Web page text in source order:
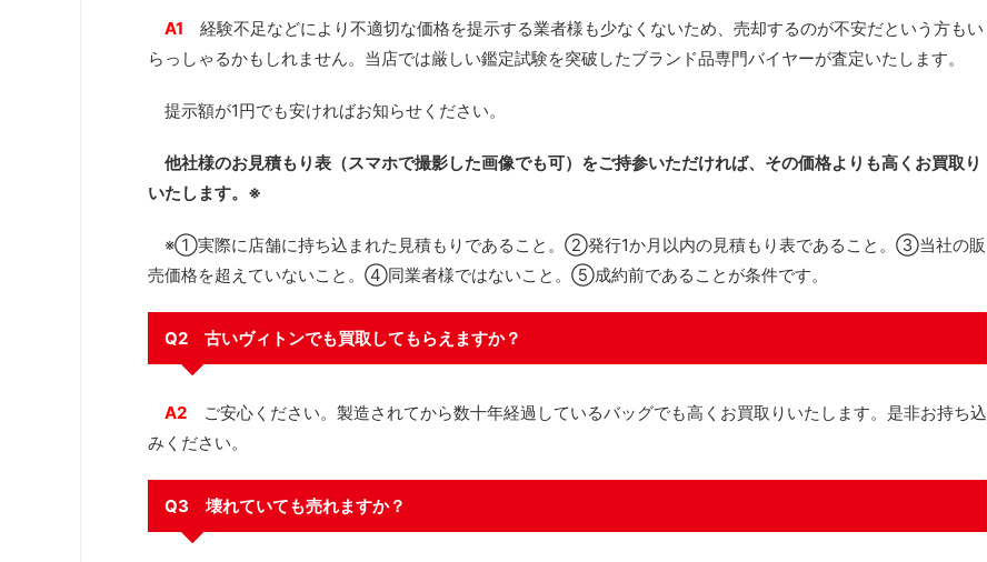
A1 経験不足などにより不適切な価格を提示する業者様も少なくないため、売却するのが不安だという方もい
らっしゃるかもしれません。当店では厳しい鑑定試験を突破したブランド品専門バイヤーが査定いたします。
提示額が1円でも安ければお知らせください。
他社様のお見積もり表（スマホで撮影した画像でも可）をご持参いただければ、その価格よりも高くお買取り
いたします。※
※①実際に店舗に持ち込まれた見積もりであること。②発行1か月以内の見積もり表であること。③当社の販
売価格を超えていないこと。④同業者様ではないこと。⑤成約前であることが条件です。
Q2 古いヴィトンでも買取してもらえますか？
A2 ご安心ください。製造されてから数十年経過しているバッグでも高くお買取りいたします。是非お持ち込
みください。
Q3 壊れていても売れますか？